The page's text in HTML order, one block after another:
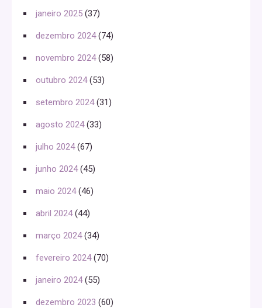
janeiro 2025 (37)
dezembro 2024(74)
novembro 2024(58)
outubro 2024(53)
setembro 2024(31)
agosto 2024(33)
julho 2024(67)
junho 2024(45)
maio 2024(46)
abril 2024(44)
março 2024(34)
fevereiro 2024(70)
janeiro 2024(55)
dezembro 2023 (60)